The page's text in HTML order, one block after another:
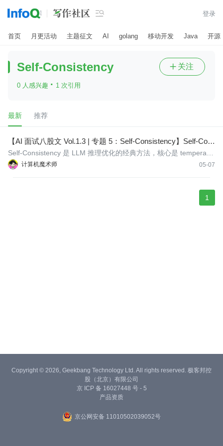
 登录
首页 月更活动 主题征文 AI golang 移动开发 Java 开源
Self-Consistency
0 人感兴趣 · 1 次引用
 关注
最新 推荐
【AI 面试八股文 Vol.1.3 | 专题 5：Self-Consistency】Self-Con
sistency 不是 ToT：采样 + 投票的工程逻辑与面试雷区
计算机魔术师 05-07
Self-Consistency 是 LLM 推理优化的经典方法，核心是 temperatur
e > 0 采样 N 条完整推理链，在答案层做多数投票——它不构建树
1
Copyright © 2026, Geekbang Technology Ltd. All rights reserved. 极客邦控
股（北京）有限公司
京 ICP 备 16027448 号 - 5
产品资质
京公网安备 11010502039052号